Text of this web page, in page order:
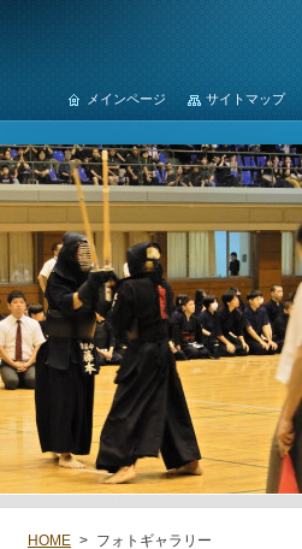
HOME > フォトギャラリー
メインページ サイトマップ